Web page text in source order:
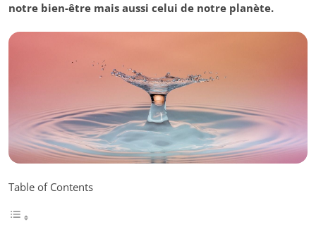
notre bien-être mais aussi celui de notre planète.
Table of Contents